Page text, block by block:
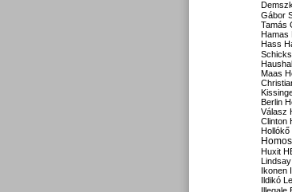
Gábor
Tamás
Hamas
Hass
Maas
Berlin
Válasz
Clinton
Hollókő
Huxit
Lindsay
Ikonen
Ildikó